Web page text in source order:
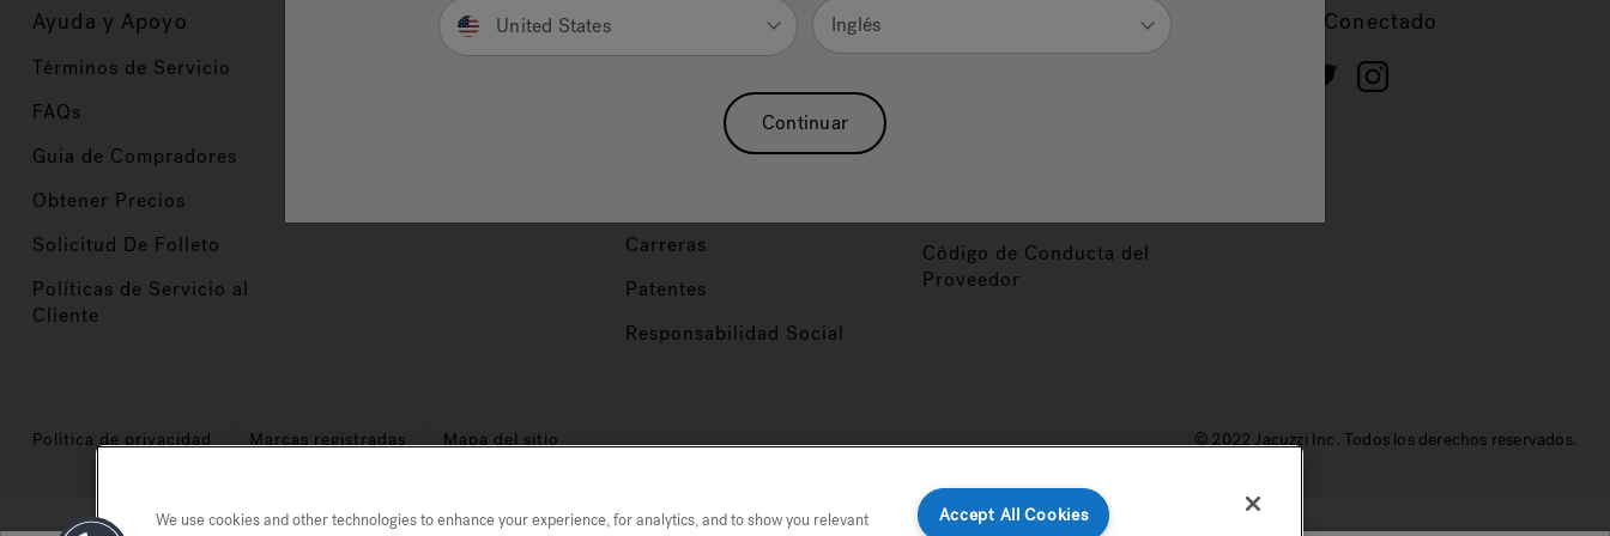
Ayuda y Apoyo
Términos de Servicio
FAQs
Guia de Compradores
Obtener Precios
Solicitud De Folleto
Políticas de Servicio al
Cliente
Propietarios Nuestra Marca
Hidroterapia
Asociaciones
Carreras
Patentes
Responsabilidad Social
Código de Conducta del
Proveedor
Mantente Conectado
Política de privacidad Marcas registradas Mapa del sitio © 2022 Jacuzzi Inc. Todos los derechos reservados.
United States Inglés
Continuar
We use cookies and other technologies to enhance your experience, for analytics, and to show you relevant
Accept All Cookies